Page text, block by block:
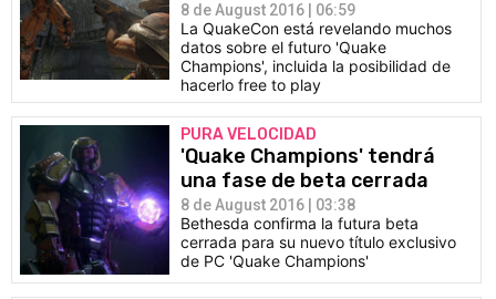
8 de August 2016 | 06:59
La QuakeCon está revelando muchos
datos sobre el futuro 'Quake
Champions', incluida la posibilidad de
hacerlo free to play
PURA VELOCIDAD
'Quake Champions' tendrá
una fase de beta cerrada
8 de August 2016 | 03:38
Bethesda confirma la futura beta
cerrada para su nuevo título exclusivo
de PC 'Quake Champions'